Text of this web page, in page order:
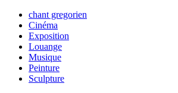
chant gregorien
Cinéma
Exposition
Louange
Musique
Peinture
Sculpture